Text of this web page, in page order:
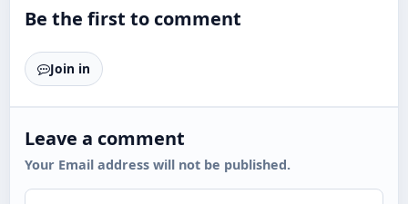
Be the first to comment
Join in
Leave a comment
Your Email address will not be published.